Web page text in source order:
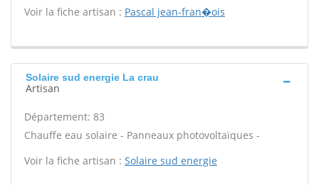
Voir la fiche artisan : Pascal jean-fran�ois
Solaire sud energie La crau
Artisan
Département: 83
Chauffe eau solaire - Panneaux photovoltaïques -
Voir la fiche artisan : Solaire sud energie